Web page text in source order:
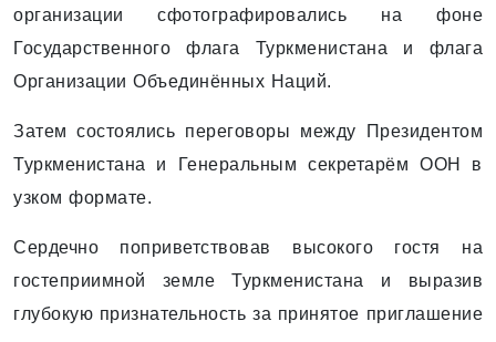
организации сфотографировались на фоне
Государственного флага Туркменистана и флага
Организации Объединённых Наций.
Затем состоялись переговоры между Президентом
Туркменистана и Генеральным секретарём ООН в
узком формате.
Сердечно поприветствовав высокого гостя на
гостеприимной земле Туркменистана и выразив
глубокую признательность за принятое приглашение